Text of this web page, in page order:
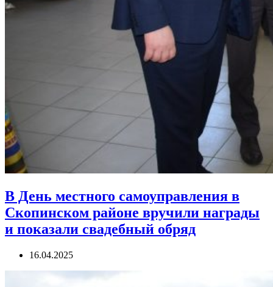
В День местного самоуправления в
Скопинском районе вручили награды
и показали свадебный обряд
16.04.2025